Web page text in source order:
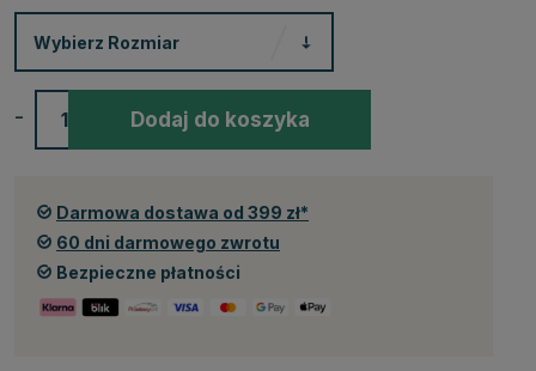
Wybierz Rozmiar
- Dodaj do koszyka
Darmowa dostawa od 399 zł*
60 dni darmowego zwrotu
Bezpieczne płatności